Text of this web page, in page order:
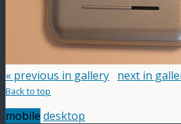
« previous in gallery next in
Back to top
mobile desktop